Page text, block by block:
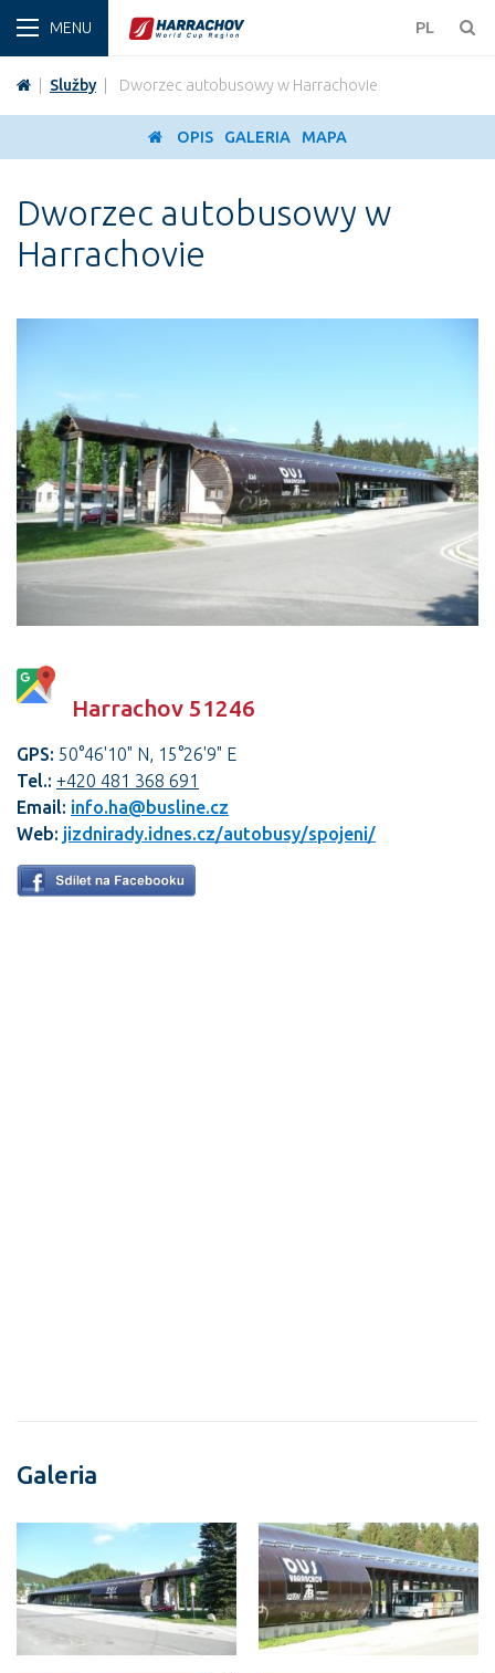
PL
ZIMA
Služby Dworzec autobusowy w Harrachovie
OPIS GALERIA MAPA
Dworzec autobusowy w
Harrachovie
Harrachov 51246
GPS: 50°46'10" N, 15°26'9" E
Tel.: +420 481 368 691
Email: info.ha@busline.cz
Web: jizdnirady.idnes.cz/autobusy/spojeni/
Galeria